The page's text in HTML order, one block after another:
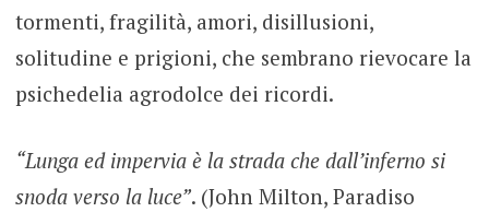
tormenti, fragilità, amori, disillusioni,
solitudine e prigioni, che sembrano rievocare la
psichedelia agrodolce dei ricordi.
“Lunga ed impervia è la strada che dall’inferno si
snoda verso la luce”. (John Milton, Paradiso